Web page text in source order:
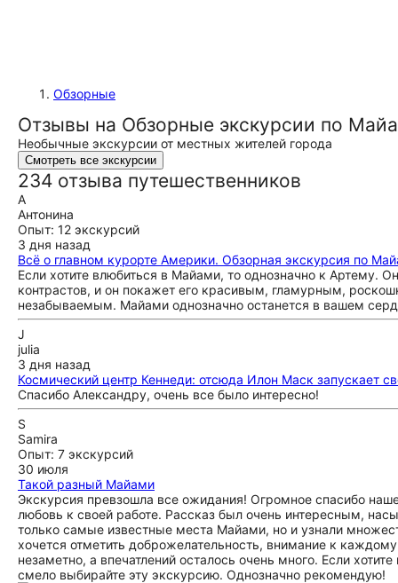
Обзорные
Отзывы на Обзорные экскурсии по
Необычные экскурсии от местных жителей города
Смотреть все экскурсии
234 отзыва путешественников
А
Антонина
Опыт: 12 экскурсий
3 дня назад
Всё о главном курорте Америки. Обзорная экскурсия по
Если хотите влюбиться в Майами, то однозначно к Артему.
контрастов, и он покажет его красивым, гламурным,
незабываемым. Майами однозначно останется в вашем
J
julia
3 дня назад
Космический центр Кеннеди: отсюда Илон Маск запускает
Спасибо Александру, очень все было интересно!
S
Samira
Опыт: 7 экскурсий
30 июля
Такой разный Майами
Экскурсия превзошла все ожидания! Огромное спасибо
любовь к своей работе. Рассказ был очень интересным,
только самые известные места Майами, но и узнали
хочется отметить доброжелательность, внимание к
незаметно, а впечатлений осталось очень много. Если
смело выбирайте эту экскурсию. Однозначно рекомендую!